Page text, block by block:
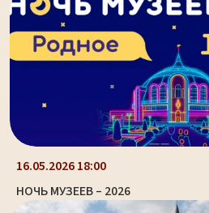
16.05.2026 18:00
НОЧЬ МУЗЕЕВ – 2026